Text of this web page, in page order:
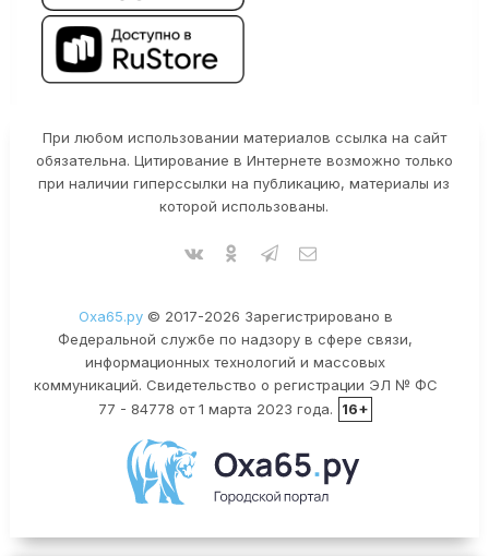
При любом использовании материалов ссылка на сайт
обязательна. Цитирование в Интернете возможно только
при наличии гиперссылки на публикацию, материалы из
которой использованы.
Оха65.ру© 2017-2026 Зарегистрировано в
Федеральной службе по надзору в сфере связи,
информационных технологий и массовых
коммуникаций. Свидетельство о регистрации ЭЛ № ФС
77 - 84778 от 1 марта 2023 года.
16+